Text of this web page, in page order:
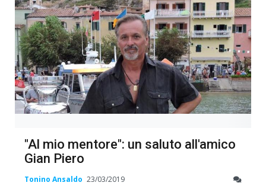
"Al mio mentore": un saluto all'amico
Gian Piero
Tonino Ansaldo 23/03/2019